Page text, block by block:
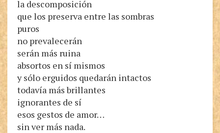
la descomposición
que los preserva entre las sombras
puros
no prevalecerán
serán más ruina
absortos en sí mismos
y sólo erguidos quedarán intactos
todavía más brillantes
ignorantes de sí
esos gestos de amor…
sin ver más nada.